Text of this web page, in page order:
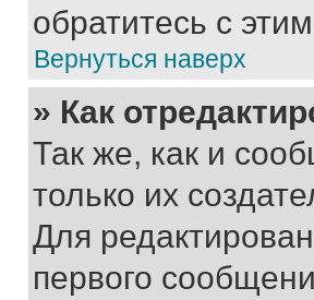
обратитесь с
Вернуться наверх
» Как
Так же, как и
только их
Для
первого